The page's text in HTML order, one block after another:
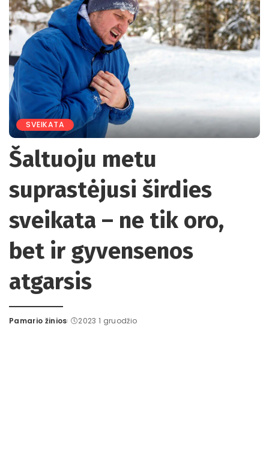
SVEIKATA
Šaltuoju metu
suprastėjusi širdies
sveikata – ne tik oro,
bet ir gyvensenos
atgarsis
Posted
Pamario žinios 2023 1 gruodžio